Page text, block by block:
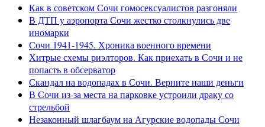
Как в советском Сочи гомосексуалистов разгоняли
В ДТП у аэропорта Сочи жестко столкнулись две
иномарки
Сочи 1941-1945. Хроника военного времени
Хитрые схемы риэлторов. Как приехать в Сочи и не
попасть в обсерватор
Скандал на водопадах в Сочи. Верните наши деньги
В Сочи из-за места на парковке устроили драку со
стрельбой
Незаконный шлагбаум на Агурские водопады Сочи